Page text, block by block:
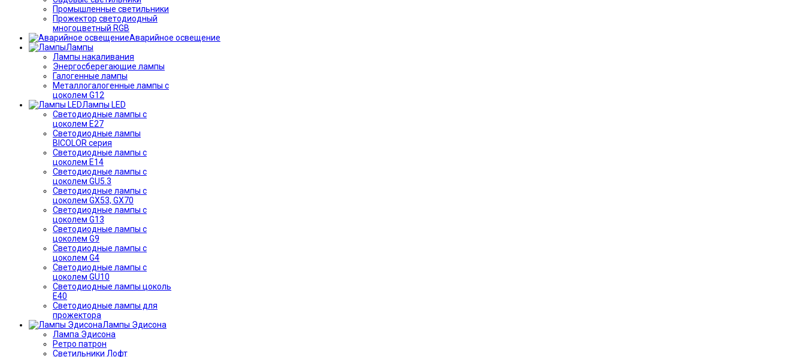
Промышленные светильники
Прожектор светодиодный
многоцветный RGB
Аварийное освещение
Лампы
Лампы накаливания
Энергосберегающие лампы
Галогенные лампы
Металлогалогенные лампы с
цоколем G12
Лампы LED
Светодиодные лампы с
цоколем E27
Светодиодные лампы
BICOLOR серия
Светодиодные лампы с
цоколем E14
Светодиодные лампы с
цоколем GU5.3
Светодиодные лампы с
цоколем GX53, GX70
Светодиодные лампы с
цоколем G13
Светодиодные лампы с
цоколем G9
Светодиодные лампы с
цоколем G4
Светодиодные лампы с
цоколем GU10
Светодиодные лампы цоколь
Е40
Светодиодные лампы для
прожектора
Лампы Эдисона
Лампа Эдисона
Ретро патрон
Светильники Лофт